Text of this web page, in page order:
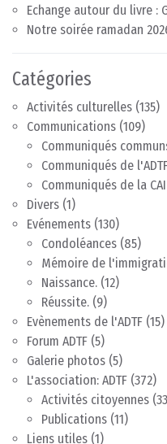
Echange autour du livre :
Notre soirée ramadan
Catégories
Activités culturelles (135)
Communications (109)
Communiqués
Communiqués de
Communiqués de la
Divers (1)
Evénements (130)
Condoléances (85)
Mémoire de
Naissance. (12)
Réussite. (9)
Evènements de l'ADTF (15)
Forum ADTF (5)
Galerie photos (5)
L'association: ADTF (372)
Activités citoyennes
Publications (11)
Liens utiles (1)